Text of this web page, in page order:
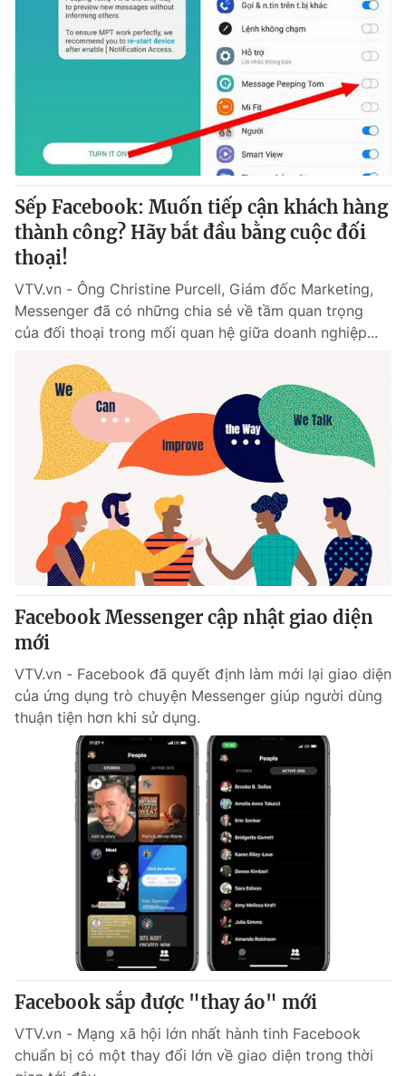
Sếp Facebook: Muốn tiếp cận khách hàng
thành công? Hãy bắt đầu bằng cuộc đối
thoại!
VTV.vn - Ông Christine Purcell, Giám đốc Marketing,
Messenger đã có những chia sẻ về tầm quan trọng
của đối thoại trong mối quan hệ giữa doanh nghiệp...
Facebook Messenger cập nhật giao diện
mới
VTV.vn - Facebook đã quyết định làm mới lại giao diện
của ứng dụng trò chuyện Messenger giúp người dùng
thuận tiện hơn khi sử dụng.
Facebook sắp được "thay áo" mới
VTV.vn - Mạng xã hội lớn nhất hành tinh Facebook
chuẩn bị có một thay đổi lớn về giao diện trong thời